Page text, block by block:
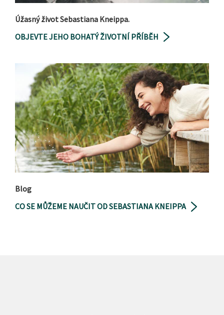
Úžasný život Sebastiana Kneippa.
OBJEVTE JEHO BOHATÝ ŽIVOTNÍ PŘÍBĚH
Blog
CO SE MŮŽEME NAUČIT OD SEBASTIANA KNEIPPA